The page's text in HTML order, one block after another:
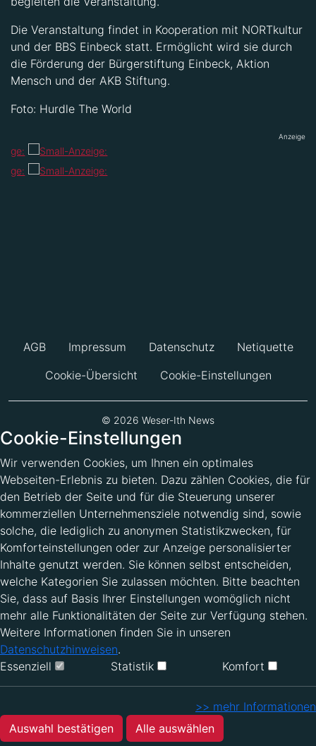
Die Veranstaltung findet in Kooperation mit NORTkultur
und der BBS Einbeck statt. Ermöglicht wird sie durch
die Förderung der Bürgerstiftung Einbeck, Aktion
Mensch und der AKB Stiftung.
Foto: Hurdle The World
Anzeige
AGB Impressum Datenschutz
Netiquette
Cookie-Übersicht
Cookie-Einstellungen
© 2026 Weser-Ith News
Cookie-Einstellungen
Wir verwenden Cookies, um Ihnen ein optimales
Webseiten-Erlebnis zu bieten. Dazu zählen Cookies, die für
den Betrieb der Seite und für die Steuerung unserer
kommerziellen Unternehmensziele notwendig sind, sowie
solche, die lediglich zu anonymen Statistikzwecken, für
Komforteinstellungen oder zur Anzeige personalisierter
Inhalte genutzt werden. Sie können selbst entscheiden,
welche Kategorien Sie zulassen möchten. Bitte beachten
Sie, dass auf Basis Ihrer Einstellungen womöglich nicht
mehr alle Funktionalitäten der Seite zur Verfügung stehen.
Weitere Informationen finden Sie in unseren
Datenschutzhinweisen.
Essenziell
Statistik Komfort
>> mehr Informationen
Auswahl bestätigen
Alle auswählen